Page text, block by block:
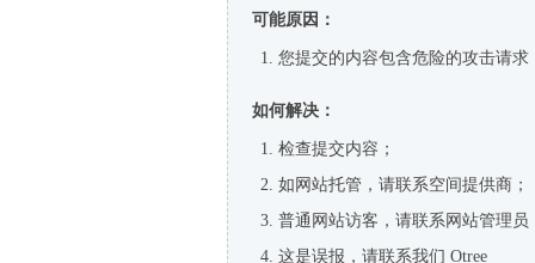
可能原因：
您提交的内容包含危险的攻击请求
如何解决：
检查提交内容；
如网站托管，请联系空间提供商；
普通网站访客，请联系网站管理员
这是误报，请联系我们 Otree